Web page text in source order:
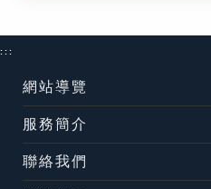
:::
網站導覽
服務簡介
聯絡我們